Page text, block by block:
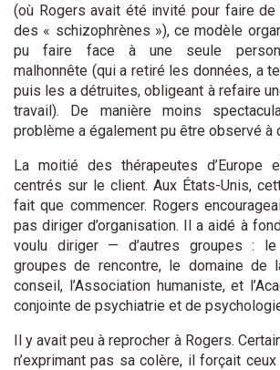
(où Rogers avait été invité pour faire de
des « schizophrènes »), ce modèle
pu faire face à une seule
malhonnête (qui a retiré les données, a
puis les a détruites, obligeant à refaire
travail). De manière moins
problème a également pu être observé à
La moitié des thérapeutes d’Europe
centrés sur le client. Aux États-Unis,
fait que commencer. Rogers
pas diriger d’organisation. Il a aidé à
voulu diriger — d’autres groupes : le
groupes de rencontre, le domaine de
conseil, l’Association humaniste, et
conjointe de psychiatrie et de
Il y avait peu à reprocher à Rogers.
n’exprimant pas sa colère, il forçait ceux